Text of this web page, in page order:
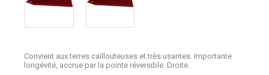
Convient aux terres caillouteuses et très usantes. Importante
longévité, accrue par la pointe réversible. Droite.